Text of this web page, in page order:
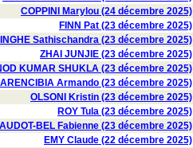
COPPINI Marylou (24 décembre 2025)
FINN Pat (23 décembre 2025)
Sathischandra (23 décembre 2025)
ZHAI JUNJIE (23 décembre 2025)
KUMAR SHUKLA (23 décembre 2025)
ARENCIBIA Armando (23 décembre 2025)
OLSONI Kristin (23 décembre 2025)
ROY Tula (23 décembre 2025)
BEL Fabienne (23 décembre 2025)
EMY Claude (22 décembre 2025)